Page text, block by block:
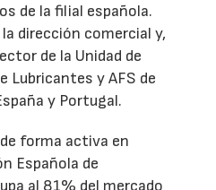
de la filial española.
dirección comercial y,
de la Unidad de
Lubricantes y AFS de
y Portugal.
forma activa en
Española de